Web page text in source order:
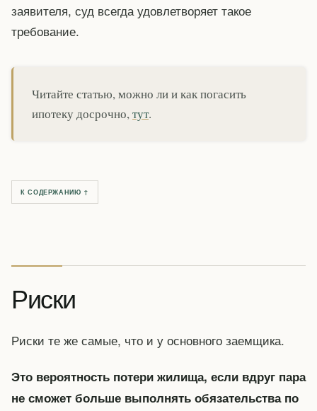
заявителя, суд всегда удовлетворяет такое
требование.
Читайте статью, можно ли и как погасить
ипотеку досрочно,тут.
К СОДЕРЖАНИЮ ↑
Риски
Риски те же самые, что и у основного заемщика.
Это вероятность потери жилища, если вдруг пара
не сможет больше выполнять обязательства по